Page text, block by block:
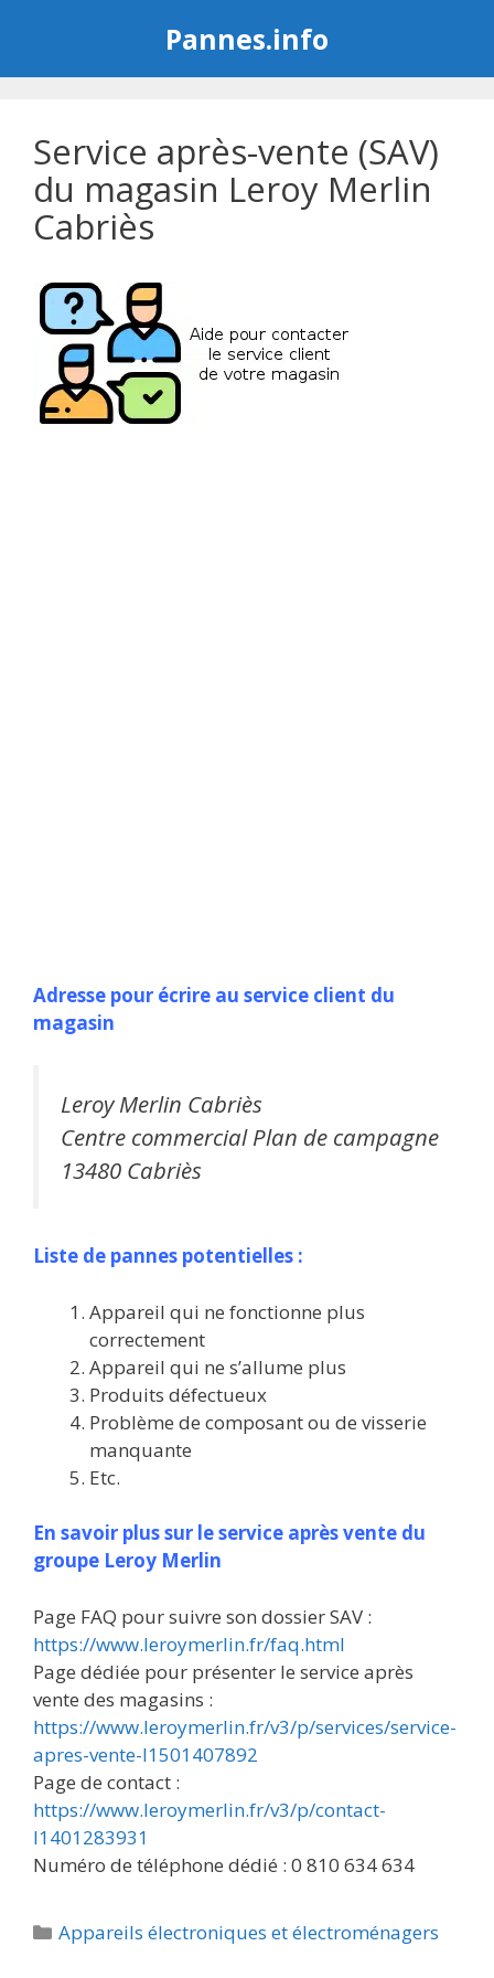
Pannes.info
Service après-vente (SAV)
du magasin Leroy Merlin
Cabriès
Adresse pour écrire au service client du
magasin
Leroy Merlin Cabriès
Centre commercial Plan de campagne
13480 Cabriès
Liste de pannes potentielles :
Appareil qui ne fonctionne plus
correctement
Appareil qui ne s’allume plus
Produits défectueux
Problème de composant ou de visserie
manquante
Etc.
En savoir plus sur le service après vente du
groupe Leroy Merlin
Page FAQ pour suivre son dossier SAV :
https://www.leroymerlin.fr/faq.html
Page dédiée pour présenter le service après
vente des magasins :
https://www.leroymerlin.fr/v3/p/services/service-
apres-vente-l1501407892
Page de contact :
https://www.leroymerlin.fr/v3/p/contact-
l1401283931
Numéro de téléphone dédié : 0 810 634 634
Catégories
Appareils électroniques et électroménagers